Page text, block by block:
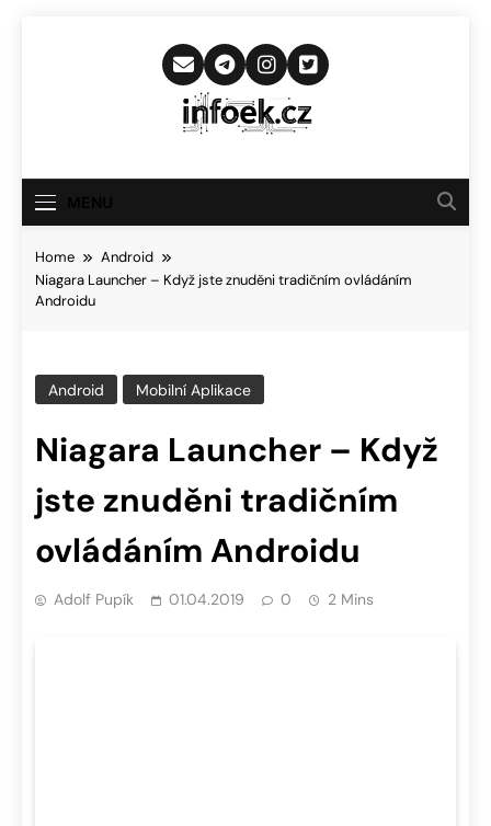
Infoek.cz
Novinkám
Home
Android
Niagara Launcher – Když jste znuděni tradičním ovládáním
Androidu
Android Mobilní Aplikace
Niagara Launcher – Když
jste znuděni tradičním
ovládáním Androidu
Adolf Pupík 01.04.2019 0 2 Mins